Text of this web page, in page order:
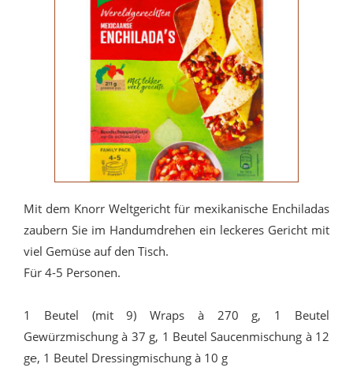
Mit dem Knorr Weltgericht für mexikanische Enchiladas
zaubern Sie im Handumdrehen ein leckeres Gericht mit
viel Gemüse auf den Tisch.
Für 4-5 Personen.
1 Beutel (mit 9) Wraps à 270 g, 1 Beutel
Gewürzmischung à 37 g, 1 Beutel Saucenmischung à 12
g℮, 1 Beutel Dressingmischung à 10 g